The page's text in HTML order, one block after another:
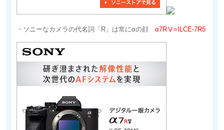
・ソニーなカメラの代名詞「R」は常にαの顔α7RⅤ=ILCE-7R5